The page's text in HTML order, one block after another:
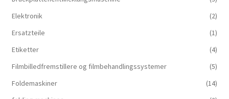
Elektronik
(2)
Ersatzteile
(1)
Etiketter
(4)
Filmbilledfremstillere og filmbehandlingssystemer
(5)
Foldemaskiner
(14)